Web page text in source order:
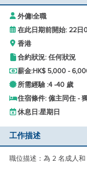
外傭|全職
在此日期前開始: 22日
香港
合約狀況: 任何狀況
薪金:HK$ 5,000 -
所需經驗 :4 -40 歲
住宿條件: 僱主同住 -
休息日:星期日
工作描述
職位描述：為 2 名成人